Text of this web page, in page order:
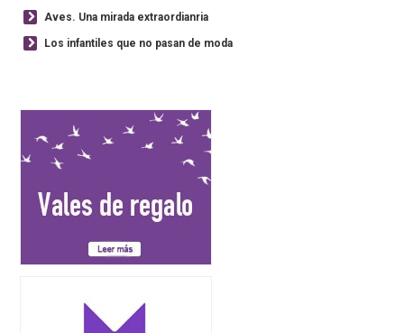
Aves. Una mirada extraordianria
Los infantiles que no pasan de moda